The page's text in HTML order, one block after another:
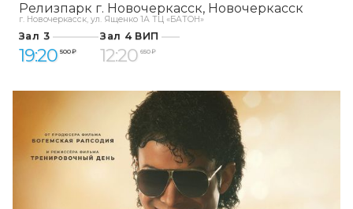
Релизпарк г. Новочеркасск Новочеркасск
г. Новочеркасск, ул. Ященко 1А ТЦ «БАТОН»
Зал 3
19:20 500 ₽
Зал 4 ВИП
12:20 650 ₽